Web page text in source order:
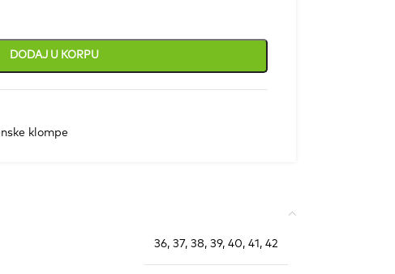
DODAJ U KORPU
klompe
36, 37, 38, 39, 40, 41 , 42